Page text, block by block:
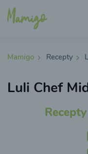
Mamigo Recepty
Luli Chef